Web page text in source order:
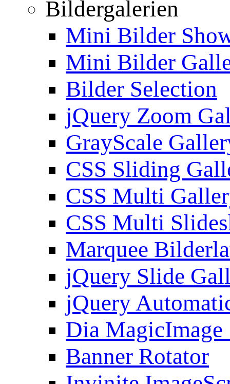
Bildergalerien
Mini Bilder
Mini Bilder
Bilder Selection
jQuery Zoom
GrayScale
CSS Sliding
CSS Multi
CSS Multi
Marquee
jQuery Slide
jQuery
Dia MagicImage
Banner Rotator